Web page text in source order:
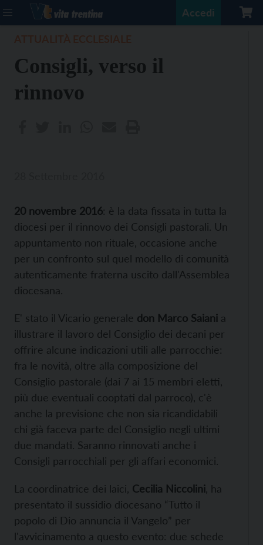
Accedi
Consigli, verso il
rinnovo
20 novembre 2016: è la data fissata in tutta la
diocesi per il rinnovo dei Consigli pastorali. Un
appuntamento non rituale, occasione anche
per un confronto sul quel modello di comunità
autenticamente fraterna uscito dall'Assemblea
diocesana.
E' stato il Vicario generale don Marco Saiani a
illustrare il lavoro del Consiglio dei decani per
offrire alcune indicazioni utili alle parrocchie:
fra le novità, oltre alla composizione del
Consiglio pastorale (dai 7 ai 15 membri eletti,
più due eventuali cooptati dal parroco), c'è
anche la previsione che non sia ricandidabili
chi già faceva parte del Consiglio negli ultimi
due mandati. Saranno rinnovati anche i
Consigli parrocchiali per gli affari economici.
La coordinatrice dei laici, Cecilia Niccolini , ha
presentato il sussidio diocesano “Tutto il
popolo di Dio annuncia il Vangelo” per
l'avvicinamento a questo evento: due schede